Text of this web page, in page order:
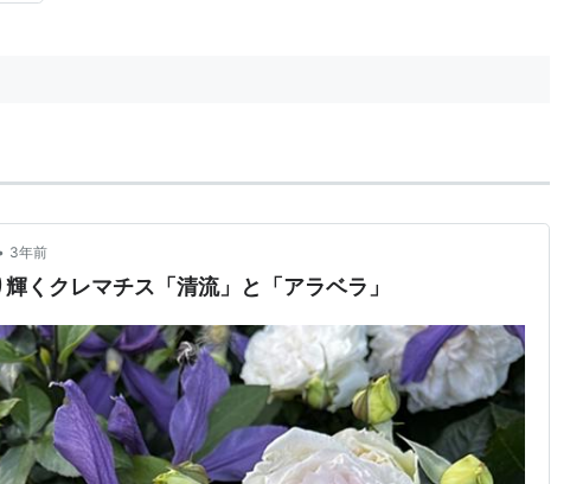
3年前
くクレマチス「清流」と「アラベラ」